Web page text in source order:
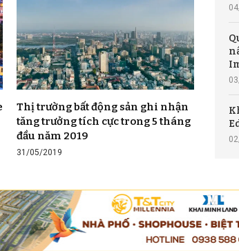
Thị trường bất động sản ghi nhận
tăng trưởng tích cực trong 5 tháng
đầu năm 2019
31/05/2019